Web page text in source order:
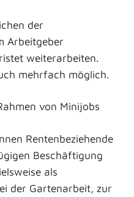
der
Arbeitgeber
weiterarbeiten.
mehrfach möglich.
von Minijobs
Rentenbeziehende
Beschäftigung
als
der Gartenarbeit, zur